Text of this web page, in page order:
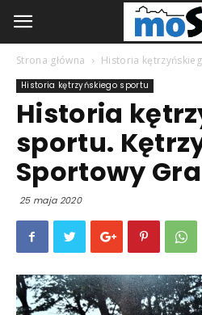
Strona główna Historia
Historia kętrzyńskiego sportu
Historia
sportu.
Sportowy
25 maja 2020